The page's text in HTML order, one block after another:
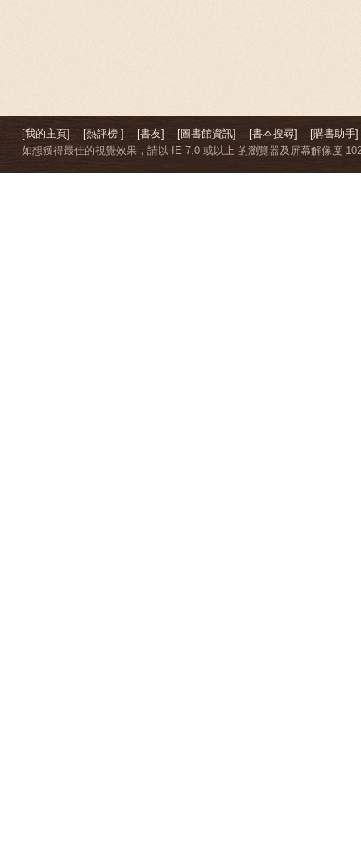
[我的主頁] [熱評榜 ] [書友] [圖書館資訊] [書本搜尋]
[購書助手]
如想獲得最佳的視覺效果，請以 IE 7.0 或以上 的瀏覽器及屏幕解像度